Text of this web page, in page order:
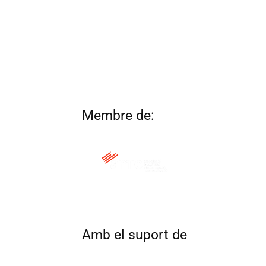
Membre de:
Amb el suport de